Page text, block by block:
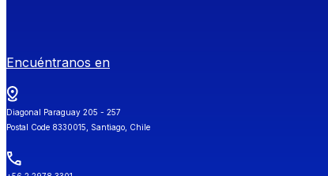
Encuéntranos en
Diagonal Paraguay 205 - 257
Postal Code 8330015, Santiago, Chile